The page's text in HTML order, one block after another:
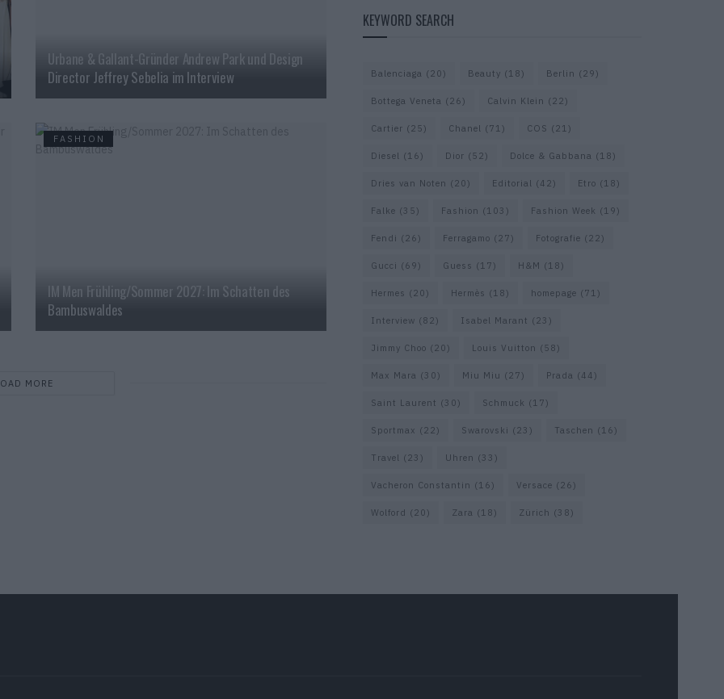
Urbane & Gallant-Gründer Andrew Park und Design
Director Jeffrey Sebelia im Interview
FASHION
IM Men Frühling/Sommer 2027: Im Schatten des
Bambuswaldes
MORE
KEYWORD SEARCH
Balenciaga (20) Beauty (18) Berlin (29)
Bottega Veneta (26) Calvin Klein (22)
Cartier (25) Chanel (71) COS (21)
Diesel (16) Dior (52) Dolce & Gabbana (18)
Dries van Noten (20) Editorial (42) Etro (18)
Falke (35) Fashion (103) Fashion Week (19)
Fendi (26) Ferragamo (27) Fotografie (22)
Gucci (69) Guess (17) H&M (18)
Hermes (20) Hermès (18) homepage (71)
Interview (82) Isabel Marant (23)
Jimmy Choo (20) Louis Vuitton (58)
Max Mara (30) Miu Miu (27) Prada (44)
Saint Laurent (30) Schmuck (17)
Sportmax (22) Swarovski (23) Taschen (16)
Travel (23) Uhren (33)
Vacheron Constantin (16) Versace (26)
Wolford (20) Zara (18) Zürich (38)